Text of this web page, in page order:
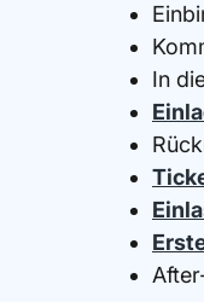
In